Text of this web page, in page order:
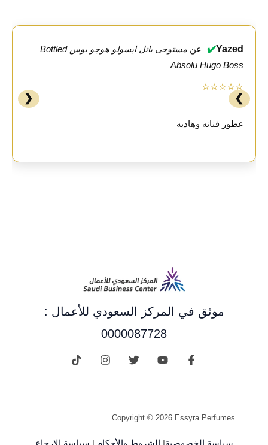
Yazed
✔️ عن
مستوحى باتل ابسولو هوجو بوس Bottled
Absolu Hugo Boss
⭐⭐⭐⭐⭐
عطور فنانه وهاديه
❮ ❯
موثق في المركز السعودي للأعمال :
0000087728
Copyright © 2026 Essyra Perfumes